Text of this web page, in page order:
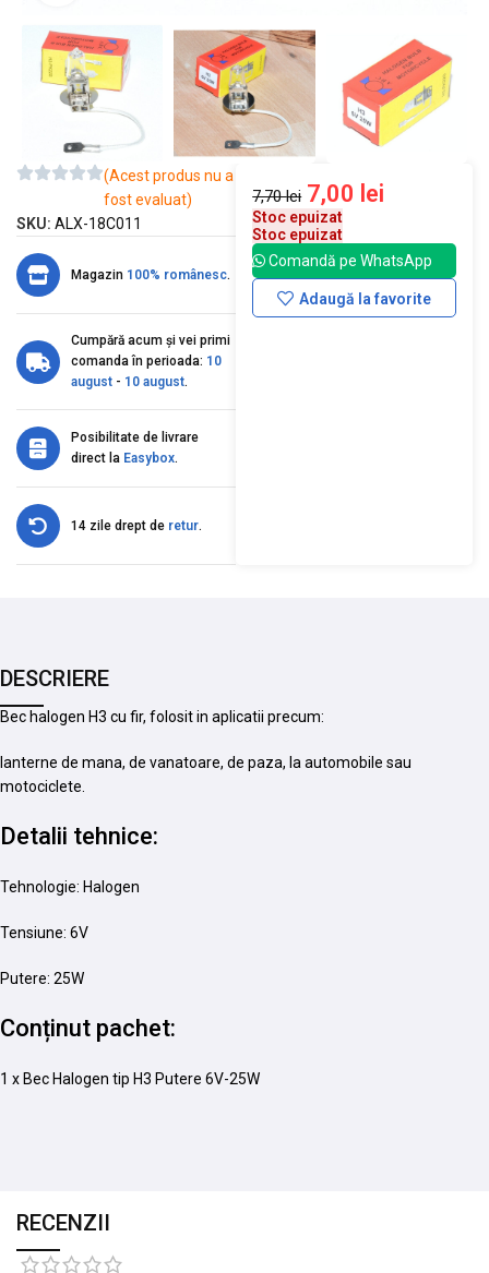
(Acest produs nu a
fost evaluat)
SKU: ALX-18C011
Magazin 100% românesc.
Cumpără acum și vei primi
comanda în perioada: 10
august - 10 august.
Posibilitate de livrare
direct la Easybox.
14 zile drept de retur.
7,70lei 7,00 lei
Stoc epuizat
Stoc epuizat
Comandă pe WhatsApp
Adaugă la favorite
DESCRIERE
Bec halogen H3 cu fir, folosit in aplicatii precum:
lanterne de mana, de vanatoare, de paza, la automobile sau
motociclete.
Detalii tehnice:
Tehnologie: Halogen
Tensiune: 6V
Putere: 25W
Conținut pachet:
1 x Bec Halogen tip H3 Putere 6V-25W
RECENZII